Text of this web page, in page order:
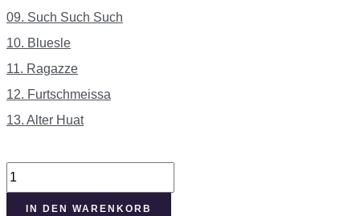
09. Such Such Such
10. Bluesle
11. Ragazze
12. Furtschmeissa
13. Alter Huat
Noh
IN DEN WARENKORB